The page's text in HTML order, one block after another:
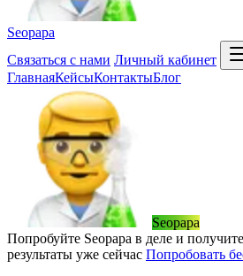
Seopapa
Связаться с нами Личный кабинет
ГлавнаяКейсыКонтактыБлог
Seopapa
Попробуйте Seopapa в деле и
результаты уже сейчас Попробовать